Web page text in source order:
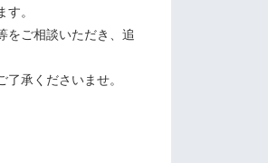
。
をご相談いただき、追
承くださいませ。